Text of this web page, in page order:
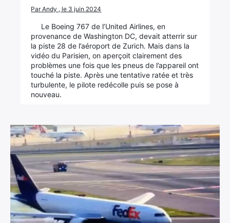
Par Andy , le 3 juin 2024
Le Boeing 767 de l’United Airlines, en
provenance de Washington DC, devait atterrir sur
la piste 28 de l’aéroport de Zurich. Mais dans la
vidéo du Parisien, on aperçoit clairement des
problèmes une fois que les pneus de l’appareil ont
touché la piste. Après une tentative ratée et très
turbulente, le pilote redécolle puis se pose à
nouveau.
Rechercher
: